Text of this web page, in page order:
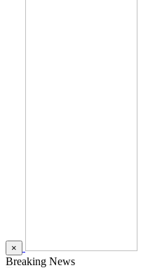
×
Breaking News